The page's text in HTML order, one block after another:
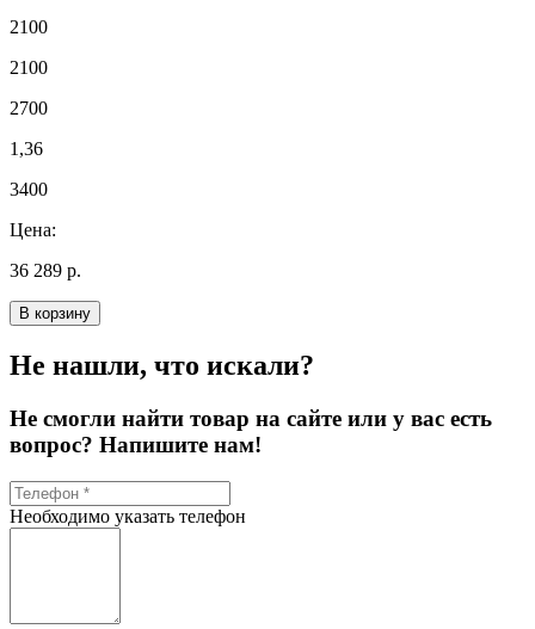
2100
2100
2700
1,36
3400
Цена:
36 289 р.
В корзину
Не нашли, что искали?
Не смогли найти товар на сайте или у вас есть
вопрос? Напишите нам!
Необходимо указать телефон